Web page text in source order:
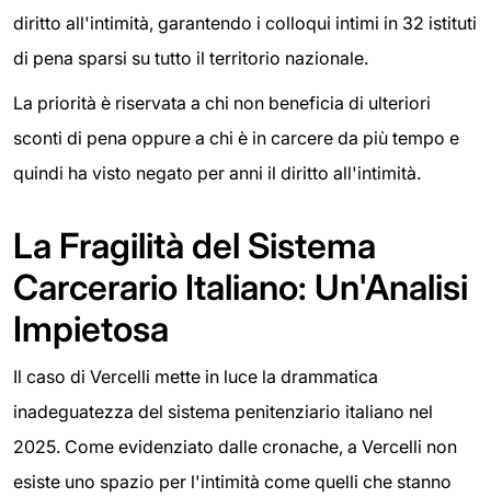
diritto all'intimità, garantendo i colloqui intimi in 32 istituti
di pena sparsi su tutto il territorio nazionale.
La priorità è riservata a chi non beneficia di ulteriori
sconti di pena oppure a chi è in carcere da più tempo e
quindi ha visto negato per anni il diritto all'intimità.
La Fragilità del Sistema
Carcerario Italiano: Un'Analisi
Impietosa
Il caso di Vercelli mette in luce la drammatica
inadeguatezza del sistema penitenziario italiano nel
2025. Come evidenziato dalle cronache, a Vercelli non
esiste uno spazio per l'intimità come quelli che stanno